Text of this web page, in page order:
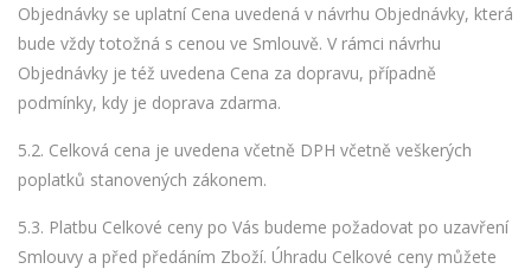
Objednávky se uplatní Cena uvedená v návrhu Objednávky, která
bude vždy totožná s cenou ve Smlouvě. V rámci návrhu
Objednávky je též uvedena Cena za dopravu, případně
podmínky, kdy je doprava zdarma.
5.2. Celková cena je uvedena včetně DPH včetně veškerých
poplatků stanovených zákonem.
5.3. Platbu Celkové ceny po Vás budeme požadovat po uzavření
Smlouvy a před předáním Zboží. Úhradu Celkové ceny můžete